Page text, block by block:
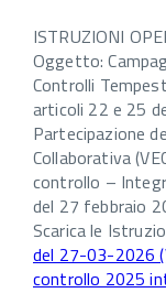
ISTRUZIONI
Oggetto:
Controlli
articoli 22 e 25
Partecipazione
Collaborativa
controllo –
del 27 febbraio
Scarica le
del 27-03-2026
controllo 2025